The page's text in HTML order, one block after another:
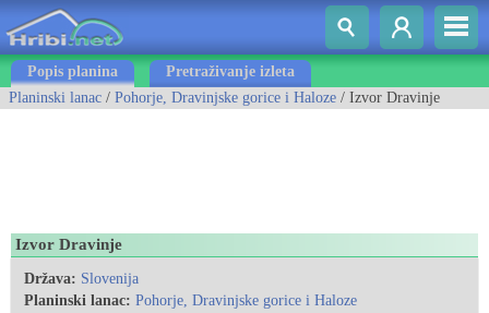
Popis planina
Pretraživanje izleta
Planinski lanac / Pohorje, Dravinjske gorice i Haloze / Izvor Dravinje
Izvor Dravinje
Država: Slovenija
Planinski lanac: Pohorje, Dravinjske gorice i Haloze